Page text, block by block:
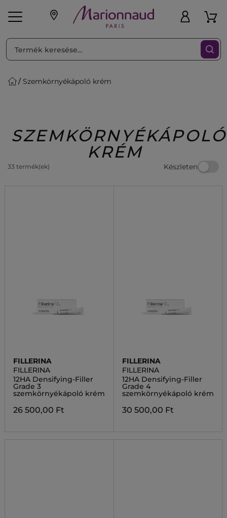
Parfüm
Exkluzív Beauty Promotions
Szemkörnyékápoló krém
SZEMKÖRNYÉKÁPOLÓ
KRÉM
33 termék(ek) Készleten
RENDEZéS Szűrő
FILLERINA
FILLERINA
12HA Densifying-Filler
Grade 3
szemkörnyékápoló krém
26 500,00 Ft
FILLERINA
FILLERINA
12HA Densifying-Filler
Grade 4
szemkörnyékápoló krém
30 500,00 Ft